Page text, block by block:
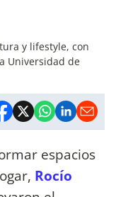
y lifestyle, con
Universidad de
espacios
Rocío